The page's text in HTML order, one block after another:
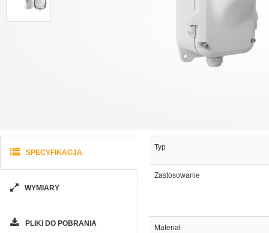
SPECYFIKACJA
WYMIARY
PLIKI DO POBRANIA
Typ
Zastosowanie
Materiał